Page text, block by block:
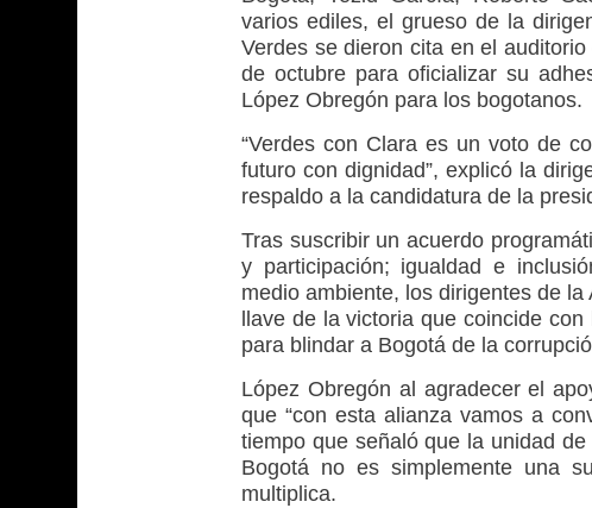
varios ediles, el grueso de la
Verdes se dieron cita en el
de octubre para oficializar su
López Obregón para los bogotanos.
“Verdes con Clara es un voto de
futuro con dignidad”, explicó la
respaldo a la candidatura de la
Tras suscribir un acuerdo
y participación; igualdad e
medio ambiente, los dirigentes de
llave de la victoria que coincide
para blindar a Bogotá de la
López Obregón al agradecer el
que “con esta alianza vamos a
tiempo que señaló que la unidad
Bogotá no es simplemente una
multiplica.